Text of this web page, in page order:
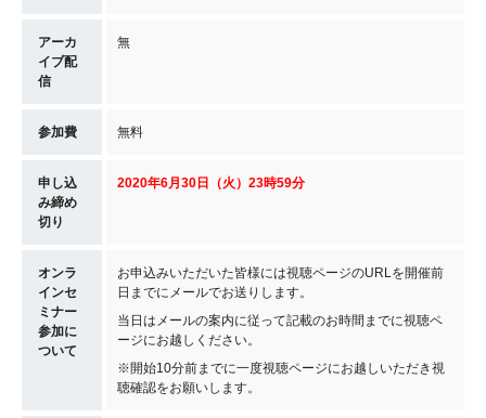
アーカ
イブ配
信
無
参加費 無料
申し込
み締め
切り
2020年6月30日（火）23時59分
オンラ
インセ
ミナー
参加に
ついて
お申込みいただいた皆様には視聴ページのURLを開催前
日までにメールでお送りします。
当日はメールの案内に従って記載のお時間までに視聴ペ
ージにお越しください。
※開始10分前までに一度視聴ページにお越しいただき視
聴確認をお願いします。